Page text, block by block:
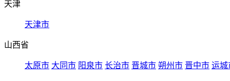
天津
天津市
山西省
太原市 大同市 阳泉市 长治市 晋城市 朔州市 晋中市 运城